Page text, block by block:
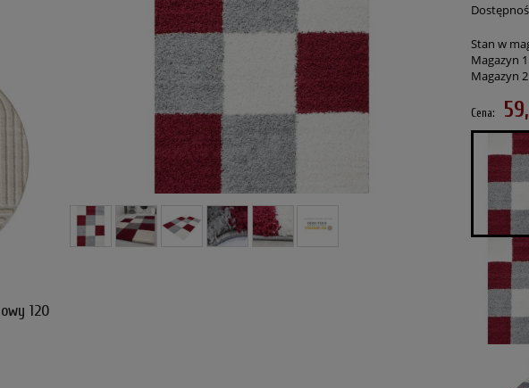
120
Dywan Shaggy jasny Szary 80 cm x
Stan w
Magazyn
Magazyn
Cena: